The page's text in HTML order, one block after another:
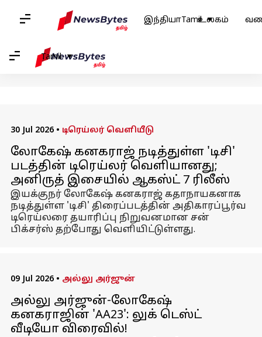
இந்தியா உலகம்
Tamil
Tamil
வீடு / செய்தி / பொழுதுபோக்கு செய்தி / லோகேஷ் கனகராஜ்
லோகேஷ் கனகராஜ்: செய்தி
30 Jul 2026 • டிரெய்லர் வெளியீடு
லோகேஷ் கனகராஜ் நடித்துள்ள 'டிசி'
படத்தின் டிரெய்லர் வெளியானது;
அனிருத் இசையில் ஆகஸ்ட் 7 ரிலீஸ்
இயக்குநர் லோகேஷ் கனகராஜ் கதாநாயகனாக
நடித்துள்ள 'டிசி' திரைப்படத்தின் அதிகாரப்பூர்வ
டிரெய்லரை தயாரிப்பு நிறுவனமான சன்
பிக்சர்ஸ் தற்போது வெளியிட்டுள்ளது.
09 Jul 2026 • அல்லு அர்ஜுன்
அல்லு அர்ஜுன்-லோகேஷ்
கனகராஜின் 'AA23': லுக் டெஸ்ட்
வீடியோ விரைவில்!